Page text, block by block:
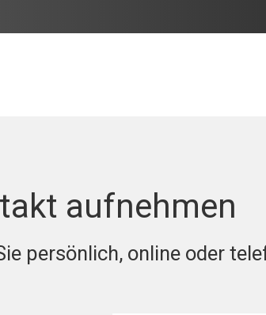
aufnehmen
persönlich, online oder